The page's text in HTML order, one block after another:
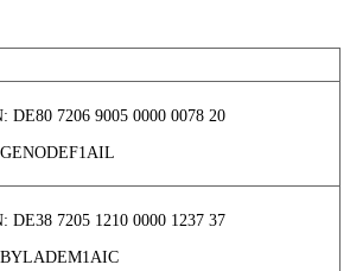
DE80 7206 9005 0000 0078 20
DE38 7205 1210 0000 1237 37